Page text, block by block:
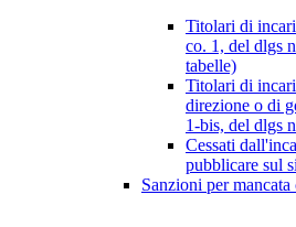
Titolari di
co. 1, del dlgs
tabelle)
Titolari di
direzione o di
1-bis, del dlgs
Cessati
pubblicare sul
Sanzioni per